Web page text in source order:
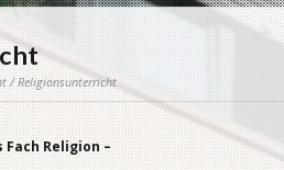
/ Religionsunterricht
Fach Religion –